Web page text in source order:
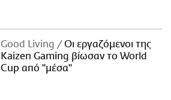
Good Living
Οι εργαζόμενοι της
Kaizen Gaming βίωσαν το World
Cup από "μέσα"